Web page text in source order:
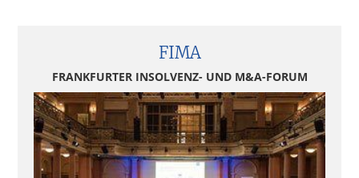
FIMA
FRANKFURTER INSOLVENZ- UND M&A-FORUM